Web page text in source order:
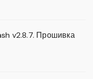
v2.8.7. Прошивка